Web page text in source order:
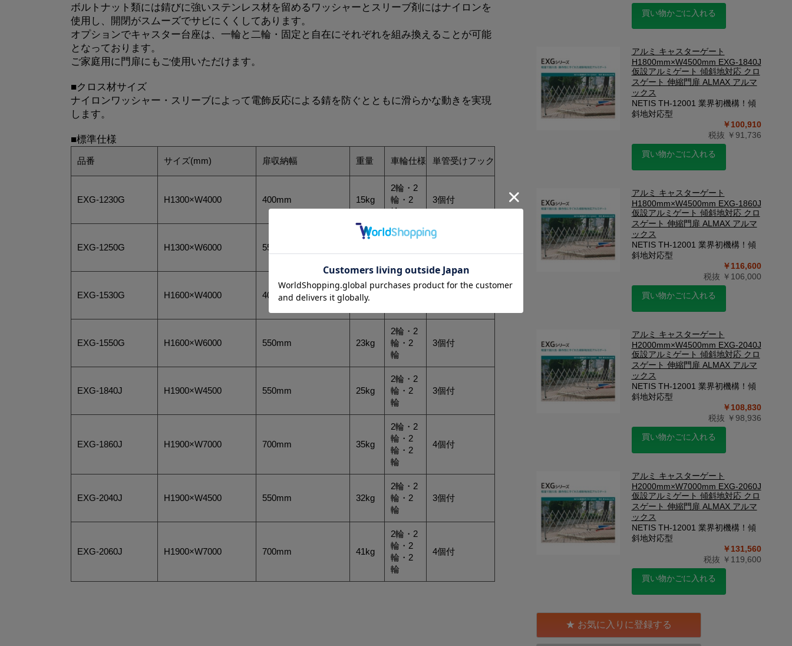
ボルトナット類には錆びに強いステンレス材を留めるワッシャーとスリーブ剤にはナイロンを
使用し、開閉がスムーズでサビにくくしてあります。
オプションでキャスター台座は、一輪と二輪・固定と自在にそれぞれを組み換えることが可能
となっております。
ご家庭用に門扉にもご使用いただけます。
■クロス材サイズ
ナイロンワッシャー・スリーブによって電飾反応による錆を防ぐとともに滑らかな動きを実現
します。
■標準仕様
品番 サイズ(mm) 扉収納幅 重量 車輪仕様 単管受けフック
EXG-1230G H1300×W4000 400mm 15kg
2輪・2
輪・2
輪
3個付
EXG-1250G H1300×W6000 550mm
2輪・2
EXG-1530G H1600×W4000 400mm 20kg
2輪・2
EXG-1550G H1600×W6000 550mm 23kg
2輪・2
輪・2
輪
3個付
EXG-1840J H1900×W4500 550mm 25kg
2輪・2
輪・2
輪
3個付
EXG-1860J H1900×W7000 700mm 35kg
2輪・2
輪・2
輪・2
輪
4個付
EXG-2040J H1900×W4500 550mm 32kg
2輪・2
輪・2
輪
3個付
EXG-2060J H1900×W7000 700mm 41kg
2輪・2
輪・2
輪・2
輪
4個付
買い物かごに入れる
アルミ キャスターゲート
H1800mm×W4500mm EXG-1840J
仮設アルミゲート 傾斜地対応 クロ
スゲート 伸縮門扉 ALMAX アルマ
ックス
NETIS TH-12001 業界初機構！傾
斜地対応型
￥100,910
税抜 ￥91,736
買い物かごに入れる
アルミ キャスターゲート
H1800mm×W4500mm EXG-1860J
仮設アルミゲート 傾斜地対応 クロ
スゲート 伸縮門扉 ALMAX アルマ
ックス
NETIS TH-12001 業界初機構！傾
斜地対応型
￥116,600
税抜 ￥106,000
買い物かごに入れる
アルミ キャスターゲート
H2000mm×W4500mm EXG-2040J
仮設アルミゲート 傾斜地対応 クロ
スゲート 伸縮門扉 ALMAX アルマ
ックス
NETIS TH-12001 業界初機構！傾
斜地対応型
￥108,830
税抜 ￥98,936
買い物かごに入れる
アルミ キャスターゲート
H2000mm×W7000mm EXG-2060J
仮設アルミゲート 傾斜地対応 クロ
スゲート 伸縮門扉 ALMAX アルマ
ックス
NETIS TH-12001 業界初機構！傾
斜地対応型
￥131,560
税抜 ￥119,600
買い物かごに入れる
お気に入りに登録する